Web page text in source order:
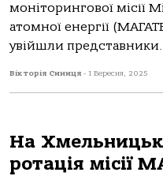
моніторингової місії
атомної енергії
увійшли
Вікторія Синиця - 1 Вересня, 2025
На
ротація місії